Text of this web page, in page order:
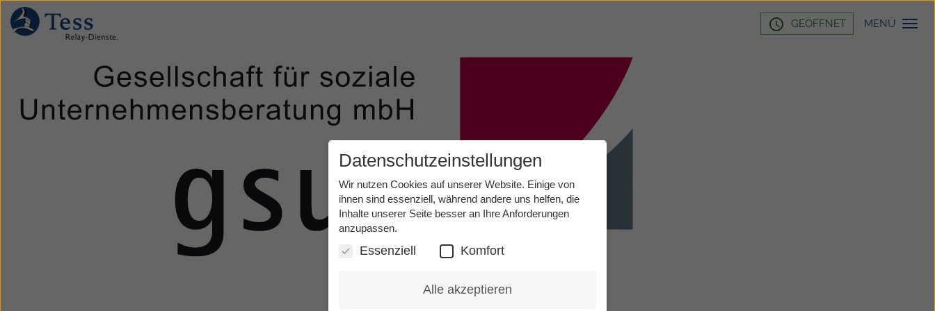
Direkt
zum
Inhalt
access_time GEÖFFNET MENÜ
Datenschutzeinstellungen
Wir nutzen Cookies auf unserer Website. Einige von
ihnen sind essenziell, während andere uns helfen, die
Inhalte unserer Seite besser an Ihre Anforderungen
anzupassen.
Essenziell Komfort
Alle akzeptieren